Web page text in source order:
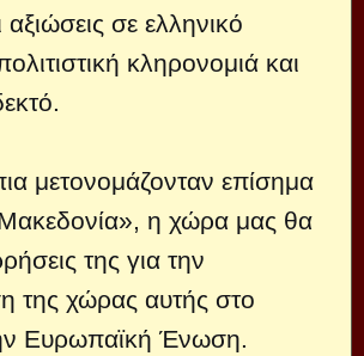
σε ελληνικό
κληρονομιά και
μετονομάζονταν επίσημα
η χώρα μας θα
της για την
της χώρας αυτής στο
Ευρωπαϊκή Ένωση.